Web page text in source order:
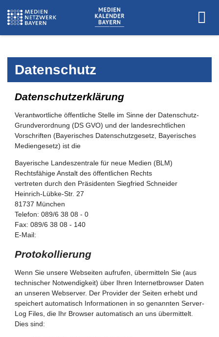
Datenschutz
Datenschutzerklärung
Verantwortliche öffentliche Stelle im Sinne der Datenschutz-
Grundverordnung (DS GVO) und der landesrechtlichen
Vorschriften (Bayerisches Datenschutzgesetz, Bayerisches
Mediengesetz) ist die
Bayerische Landeszentrale für neue Medien (BLM)
Rechtsfähige Anstalt des öffentlichen Rechts
vertreten durch den Präsidenten Siegfried Schneider
Heinrich-Lübke-Str. 27
81737 München
Telefon: 089/6 38 08 - 0
Fax: 089/6 38 08 - 140
E-Mail:
Protokollierung
Wenn Sie unsere Webseiten aufrufen, übermitteln Sie (aus
technischer Notwendigkeit) über Ihren Internetbrowser Daten
an unseren Webserver. Der Provider der Seiten erhebt und
speichert automatisch Informationen in so genannten Server-
Log Files, die Ihr Browser automatisch an uns übermittelt.
Dies sind: